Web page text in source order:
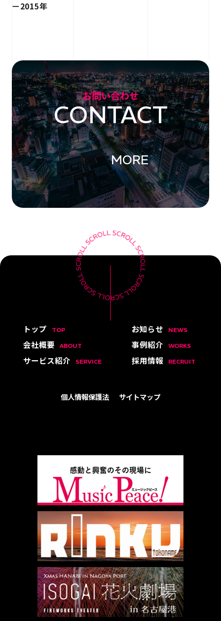
2015年
お問い合わせ
CONTACT
MORE
トップ TOP お知らせ NEWS
会社概要 ABOUT 事例紹介 WORKS
サービス紹介 SERVICE 採用情報 RECRUIT
個人情報保護法 サイトマップ